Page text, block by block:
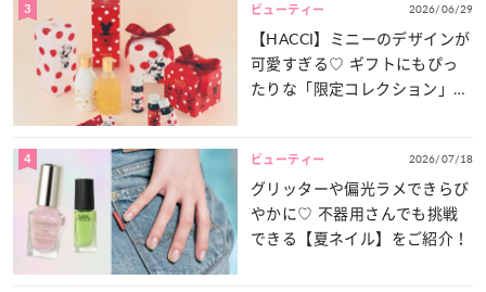
3 ビューティー 2026/06/29
【HACCI】ミニーのデザインが
可愛すぎる♡ ギフトにもぴっ
たりな「限定コレクション」が
4 ビューティー 2026/07/18
グリッターや偏光ラメできらび
やかに♡ 不器用さんでも挑戦
できる【夏ネイル】をご紹介！